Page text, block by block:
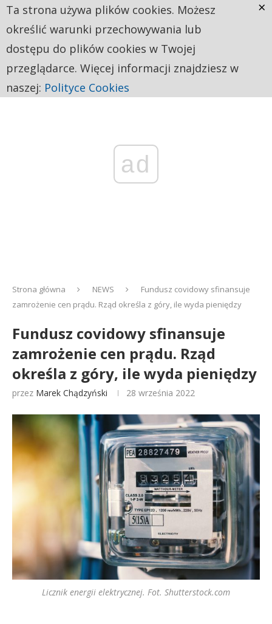
ad
Strona główna NEWS
Fundusz covidowy sfinansuje
zamrożenie cen prądu. Rząd określa z góry, ile wyda pieniędzy
Fundusz covidowy sfinansuje
zamrożenie cen prądu. Rząd
określa z góry, ile wyda pieniędzy
przez Marek Chądzyński 28 września 2022
Licznik energii elektrycznej. Fot. Shutterstock.com
Ta strona używa plików cookies. Możesz
określić warunki przechowywania lub
dostępu do plików cookies w Twojej
przeglądarce. Więcej informacji znajdziesz w
naszej: Polityce Cookies
×